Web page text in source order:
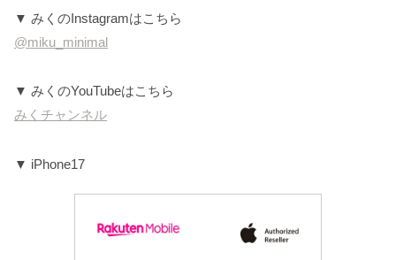
▼ みくのInstagramはこちら
@miku_minimal
▼ みくのYouTubeはこちら
みくチャンネル
▼ iPhone17